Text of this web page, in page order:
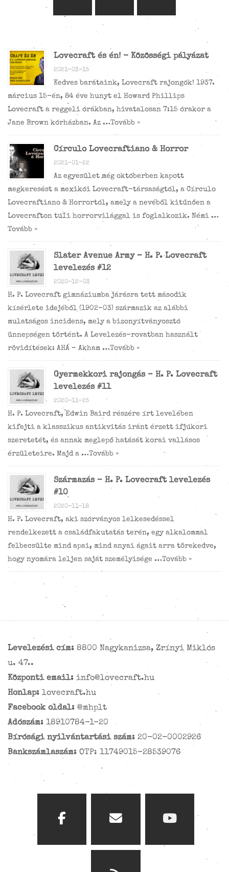
Lovecraft és én! - Közösségi pályázat
2021-03-15
Kedves barátaink, Lovecraft rajongók! 1937.
március 15-én, 84 éve hunyt el Howard Phillips
Lovecraft a reggeli órákban, hivatalosan 7:15 órakor a
Jane Brown kórházban. Az …Tovább »
Círculo Lovecraftiano & Horror
2021-01-22
Az egyesület még októberben kapott
megkeresést a mexikói Lovecraft-társaságtól, a Círculo
Lovecraftiano & Horrortól, amely a nevéből kitűnően a
Lovecrafton túli horrorvilággal is foglalkozik. Némi …
Tovább »
Slater Avenue Army – H. P. Lovecraft
levelezés #12
2020-12-03
H. P. Lovecraft gimnáziumba járásra tett második
kísérlete idejéből (1902-03) származik az alábbi
mulatságos incidens, mely a bizonyítványosztó
ünnepségen történt. A Levelezés-rovatban használt
rövidítések: AHÁ – Akham …Tovább »
Gyermekkori rajongás – H. P. Lovecraft
levelezés #11
2020-11-25
H. P. Lovecraft, Edwin Baird részére írt levelében
kifejti a klasszikus antikvitás iránt érzett ifjúkori
szeretetét, és annak meglepő hatását korai vallásos
érzületeire. Majd a …Tovább »
Származás – H. P. Lovecraft levelezés
#10
2020-11-18
H. P. Lovecraft, aki szórványos lelkesedéssel
rendelkezett a családfakutatás terén, egy alkalommal
felbecsülte mind apai, mind anyai ágait arra törekedve,
hogy nyomára leljen saját személyisége …Tovább »
Levelezési cím: 8800 Nagykanizsa, Zrínyi Miklós
u. 47..
Központi email: info@lovecraft.hu
Honlap: lovecraft.hu
Facebook oldal: @mhplt
Adószám: 18910784-1-20
Bírósági nyilvántartási szám: 20-02-0002926
Bankszámlaszám: OTP: 11749015-28539076